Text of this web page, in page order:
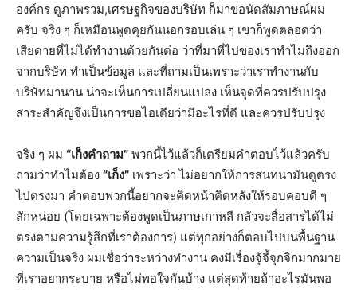
องค์กร ดูภาพรวม,เศรษฐกิจของบริษัท ก็มาขอนัดสัมภาษณ์ผม
ครับ จริง ๆ ก็เหมือนพูดคุยกันนอกรอบเล่น ๆ เขาก็พูดตลอดว่า
เสียดายที่ไม่ได้ทำงานด้วยกันต่อ ว่าที่มาที่ไปของเราทำไมถึงออก
จากบริษัท ทำเป็นข้อมูล และที่ถามเป็นเพราะว่าเราทำงานกับ
บริษัทมานาน น่าจะเห็นการเปลี่ยนแปลง เห็นจุดที่ควรปรับปรุง
สาระสำคัญจึงเป็นการขอไอเดียว่ามีอะไรที่ดี และควรปรับปรุง
จริง ๆ ผม “เก็งคำถาม” พวกนี้ไว้แล้วก็เตรียมคำตอบไว้แล้วครับ
ถามว่าทำไมต้อง “เก็ง” เพราะว่า ไม่อยากให้การสนทนามันดูตรง
ไปตรงมา คำตอบพวกนี้อยากจะคิดหน้าคิดหลังให้รอบคอบดี ๆ
สักหน่อย​ (โดยเฉพาะต้องพูดเป็นภาษเกาหลี กลัวจะสื่อสารได้ไม่
ตรงตามความรู้สึกที่เราต้องการ) แต่ทุกอย่างก็ตอบไปบนพื้นฐาน
ความเป็นจริง ผมเชื่อว่าระหว่างทำงาน คงมีเรื่องจู้จี้จุกจิกมากมาย
ที่เราอยากระบาย หรือไม่พอใจกันบ้าง แต่สุดท้ายถ้าอะไรมันพอ